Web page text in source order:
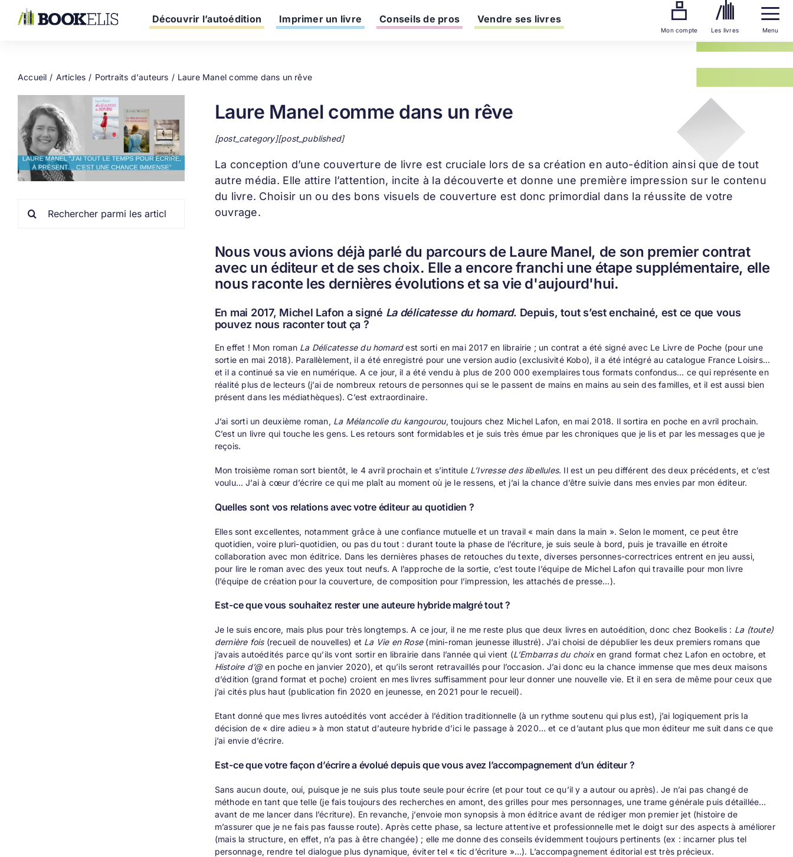
Découvrir l’autoédition Imprimer un livre Conseils de pros Vendre ses livres
Mon compte Les livres Menu
Accueil Articles Portraits d'auteurs Laure Manel comme dans un rêve
Laure Manel comme dans un rêve
[post_category][post_published]
La conception d’une couverture de livre est cruciale lors de sa création en auto-édition ainsi que de tout
autre média. Elle attire l’attention, incite à la découverte et donne une première impression sur le contenu
du livre. Choisir un ou des bons visuels de couverture est donc primordial dans la réussite de votre
ouvrage.
Nous vous avions déjà parlé du parcours de Laure Manel, de son premier contrat
avec un éditeur et de ses choix. Elle a encore franchi une étape supplémentaire, elle
nous raconte les dernières évolutions et sa vie d'aujourd'hui.
En mai 2017, Michel Lafon a signé La délicatesse du homard. Depuis, tout s’est enchainé, est ce que vous
pouvez nous raconter tout ça ?
En effet ! Mon roman La Délicatesse du homardest sorti en mai 2017 en librairie ; un contrat a été signé avec Le Livre de Poche (pour une
sortie en mai 2018). Parallèlement, il a été enregistré pour une version audio (exclusivité Kobo), il a été intégré au catalogue France Loisirs…
et il a continué sa vie en numérique. A ce jour, il a été vendu à plus de 200 000 exemplaires tous formats confondus… ce qui représente en
réalité plus de lecteurs (j’ai de nombreux retours de personnes qui se le passent de mains en mains au sein des familles, et il est aussi bien
présent dans les médiathèques). C’est extraordinaire.
J’ai sorti un deuxième roman, La Mélancolie du kangourou, toujours chez Michel Lafon, en mai 2018. Il sortira en poche en avril prochain.
C’est un livre qui touche les gens. Les retours sont formidables et je suis très émue par les chroniques que je lis et par les messages que je
reçois.
Mon troisième roman sort bientôt, le 4 avril prochain et s’intitule L’Ivresse des libellules. Il est un peu différent des deux précédents, et c’est
voulu… J’ai à cœur d’écrire ce qui me plaît au moment où je le ressens, et j’ai la chance d’être suivie dans mes envies par mon éditeur.
Quelles sont vos relations avec votre éditeur au quotidien ?
Elles sont excellentes, notamment grâce à une confiance mutuelle et un travail « main dans la main ». Selon le moment, ce peut être
quotidien, voire pluri-quotidien, ou pas du tout : durant toute la phase de l’écriture, je suis seule à bord, puis je travaille en étroite
collaboration avec mon éditrice. Dans les dernières phases de retouches du texte, diverses personnes-correctrices entrent en jeu aussi,
pour lire le roman avec des yeux tout neufs. A l’approche de la sortie, c’est toute l’équipe de Michel Lafon qui travaille pour mon livre
(l’équipe de création pour la couverture, de composition pour l’impression, les attachés de presse…).
Est-ce que vous souhaitez rester une auteure hybride malgré tout ?
Je le suis encore, mais plus pour très longtemps. A ce jour, il ne me reste plus que deux livres en autoédition, donc chez Bookelis : La (toute)
dernière fois(recueil de nouvelles) et La Vie en Rose(mini-roman jeunesse illustré). J’ai choisi de dépublier les deux premiers romans que
j’avais autoédités parce qu’ils vont sortir en librairie dans l’année qui vient (L’Embarras du choixen grand format chez Lafon en octobre, et
Histoire d’@ en poche en janvier 2020), et qu’ils seront retravaillés pour l’occasion. J’ai donc eu la chance immense que mes deux maisons
d’édition (grand format et poche) croient en mes livres suffisamment pour leur donner une nouvelle vie. Et il en sera de même pour ceux que
j’ai cités plus haut (publication fin 2020 en jeunesse, en 2021 pour le recueil).
Etant donné que mes livres autoédités vont accéder à l’édition traditionnelle (à un rythme soutenu qui plus est), j’ai logiquement pris la
décision de « dire adieu » à mon statut d’auteure hybride d’ici le passage à 2020… et ce d’autant plus que mon éditeur me suit dans ce que
j’ai envie d’écrire.
Est-ce que votre façon d’écrire a évolué depuis que vous avez l’accompagnement d’un éditeur ?
Sans aucun doute, oui, puisque je ne suis plus toute seule pour écrire (et pour tout ce qu’il y a autour ou après). Je n’ai pas changé de
méthode en tant que telle (je fais toujours des recherches en amont, des grilles pour mes personnages, une trame générale puis détaillée…
avant de me lancer dans l’écriture). En revanche, j’envoie mon synopsis à mon éditrice avant de rédiger mon premier jet (histoire de
m’assurer que je ne fais pas fausse route). Après cette phase, sa lecture attentive et professionnelle met le doigt sur des aspects à améliorer
(mais la structure, en effet, n’a pas à être changée) ; elle me donne des conseils évidemment toujours pertinents (ex : incarner plus tel
personnage, rendre tel dialogue plus dynamique, éviter tel « tic d’écriture »…). L’accompagnement éditorial est très précieux.